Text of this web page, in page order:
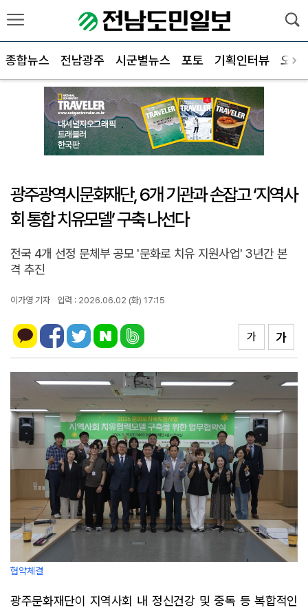
종합뉴스 전남광주 시군별뉴스 포토 기획인터뷰 오피
광주광역시문화재단, 6개 기관과 손잡고 ‘지역사
회 통합 치유모델’ 구축 나선다
전국 4개 선정 문체부 공모 '문화로 치유 지원사업' 3년간 본
격 추진
이가영 기자 입력 : 2026.06.02 (화) 17:15
가
가
협약체결
광주문화재단이 지역사회 내 정신건강 및 중독 등 복합적인